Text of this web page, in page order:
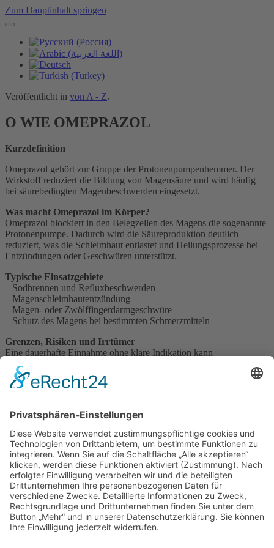
Zum Hauptinhalt springen
Veröffentlicht in von A - Z.
O WIE OMEPRAZOL
Kurzdefinition
Omeprazol gehört zur Gruppe der Protonenpumpenhemmer. Der
Wirkstoff reduziert die Bildung von Magensäure und wird häufig
bei säurebedingten Magenbeschwerden eingesetzt.
Was macht Omeprazol im Körper?
Omeprazol blockiert in den Belegzellen des Magens die sogenannte
Protonenpumpe. Dadurch wird die Säureproduktion deutlich
reduziert, was die Schleimhaut entlastet und Heilungsprozesse bei
Entzündungen oder Geschwüren unterstützt.
Typische Einsatzgebiete
– Sodbrennen und Refluxbeschwerden
– Magenschleimhautentzündung
– Magen- oder Zwölffingerdarmgeschwüre
– Schutz des Magens bei bestimmten Schmerzmitteln
Grenzen, Risiken und Irrtümer
Eine dauerhafte Einnahme ohne klare Indikation kann
Nebenwirkungen begünstigen, etwa Nährstoffmängel oder
Veränderungen der Darmflora.
Irrtum: Bei Sodbrennen sei Omeprazol immer die erste Wahl – oft
Apotheker-Einordnung
Kurzzeitig kann Omeprazol sehr effektiv sein. Langfristige
Einnahmen sollten regelmäßig überprüft werden, da nicht jedes
Sodbrennen eine Dauertherapie rechtfertigt.
Impressum
Datenschutzerklärung
Sitemap
Login
Apotheken-Bloggen
einetoolboxx-mediaWebsite